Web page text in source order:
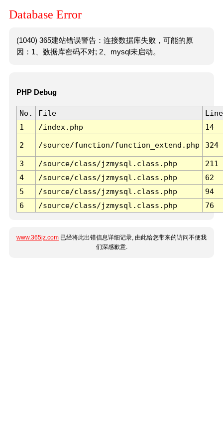
Database Error
(1040) 365建站错误警告：连接数据库失败，可能的原
因：1、数据库密码不对; 2、mysql未启动。
PHP Debug
No. File
Line
1
/index.php 14
2 /source/function/function_extend.php 324
3 /source/class/jzmysql.class.php
211
4
/source/class/jzmysql.class.php
62
5
/source/class/jzmysql.class.php
94
6
/source/class/jzmysql.class.php 76
www.365jz.com 已经将此出错信息详细记录, 由此给您带来的访问不便我
们深感歉意.